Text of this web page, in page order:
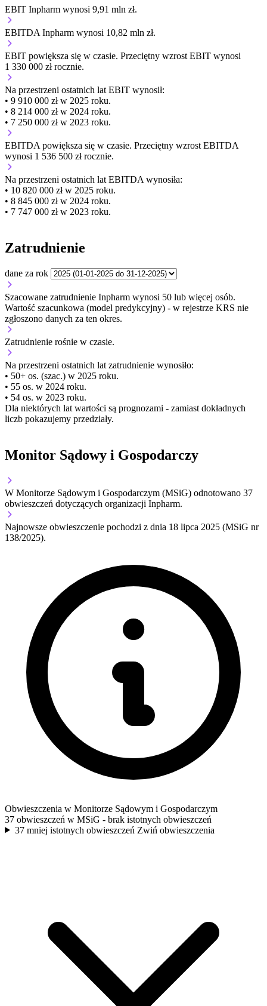
EBIT Inpharm wynosi 9,91 mln zł.
EBITDA Inpharm wynosi 10,82 mln zł.
EBIT powiększa się w czasie. Przeciętny wzrost EBIT wynosi
1 330 000 zł rocznie.
Na przestrzeni ostatnich lat EBIT wynosił:
• 9 910 000 zł w 2025 roku.
• 8 214 000 zł w 2024 roku.
• 7 250 000 zł w 2023 roku.
EBITDA powiększa się w czasie. Przeciętny wzrost EBITDA
wynosi 1 536 500 zł rocznie.
Na przestrzeni ostatnich lat EBITDA wynosiła:
• 10 820 000 zł w 2025 roku.
• 8 845 000 zł w 2024 roku.
• 7 747 000 zł w 2023 roku.
Zatrudnienie
dane za rok
Szacowane zatrudnienie Inpharm wynosi 50 lub więcej osób.
Wartość szacunkowa (model predykcyjny) - w rejestrze KRS nie
zgłoszono danych za ten okres.
Zatrudnienie rośnie w czasie.
Na przestrzeni ostatnich lat zatrudnienie wynosiło:
• 50+ os. (szac.) w 2025 roku.
• 55 os. w 2024 roku.
• 54 os. w 2023 roku.
Dla niektórych lat wartości są prognozami - zamiast dokładnych
liczb pokazujemy przedziały.
Monitor Sądowy i Gospodarczy
W Monitorze Sądowym i Gospodarczym (MSiG) odnotowano 37
obwieszczeń dotyczących organizacji Inpharm.
Najnowsze obwieszczenie pochodzi z dnia 18 lipca 2025 (MSiG nr
138/2025).
Obwieszczenia w Monitorze Sądowym i Gospodarczym
37 obwieszczeń w MSiG - brak istotnych obwieszczeń
37 mniej istotnych obwieszczeń Zwiń obwieszczenia